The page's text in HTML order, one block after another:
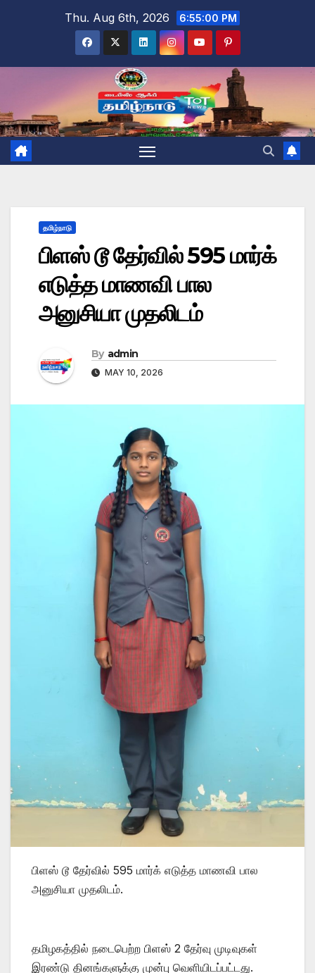
Thu. Aug 6th, 2026 6:55:01 PM
தமிழ்நாடு
பிளஸ் டூ தேர்வில் 595 மார்க்
எடுத்த மாணவி பால
அனுசியா முதலிடம்
By admin
MAY 10, 2026
பிளஸ் டூ தேர்வில் 595 மார்க் எடுத்த மாணவி பால
அனுசியா முதலிடம்.
தமிழகத்தில் நடைபெற்ற பிளஸ் 2 தேர்வு முடிவுகள்
இரண்டு தினங்களுக்கு முன்பு வெளியிடப்பட்டது.